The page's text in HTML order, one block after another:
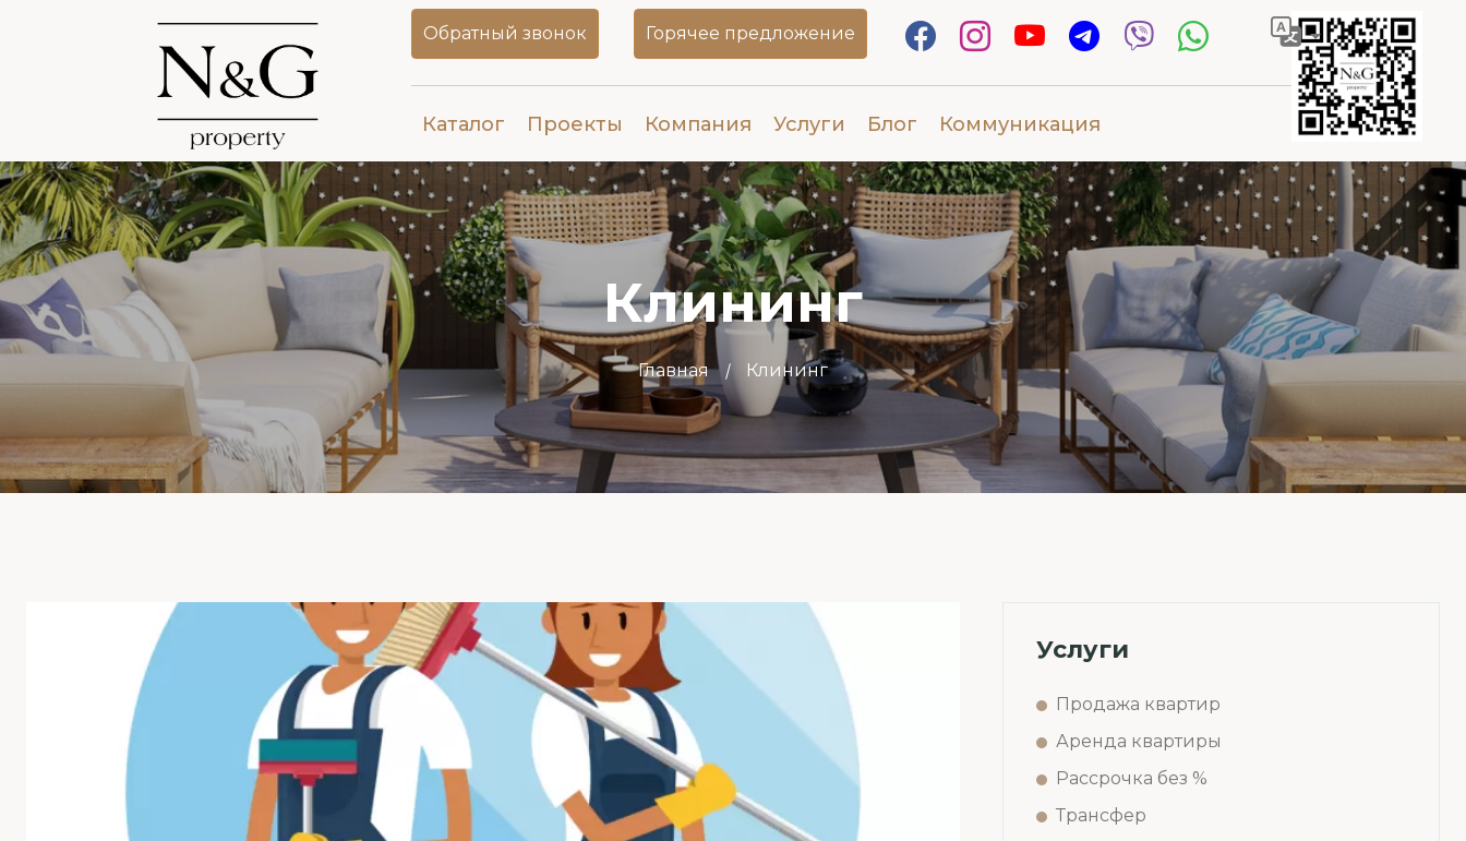
Обратный звонок Горячее предложение
Каталог Проекты Компания Услуги Блог Коммуникация
Клининг
Главная Клининг
Услуги
Продажа квартир
Аренда квартиры
Рассрочка без %
Трансфер